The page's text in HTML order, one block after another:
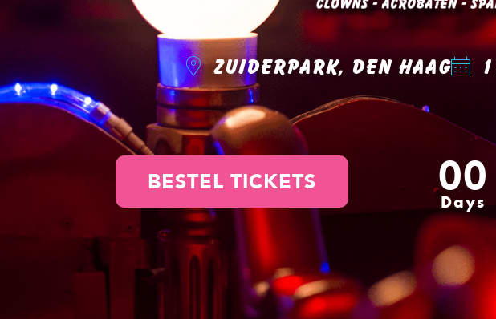
Zuiderpark, Den Haag
BESTEL TICKETS 00
Days